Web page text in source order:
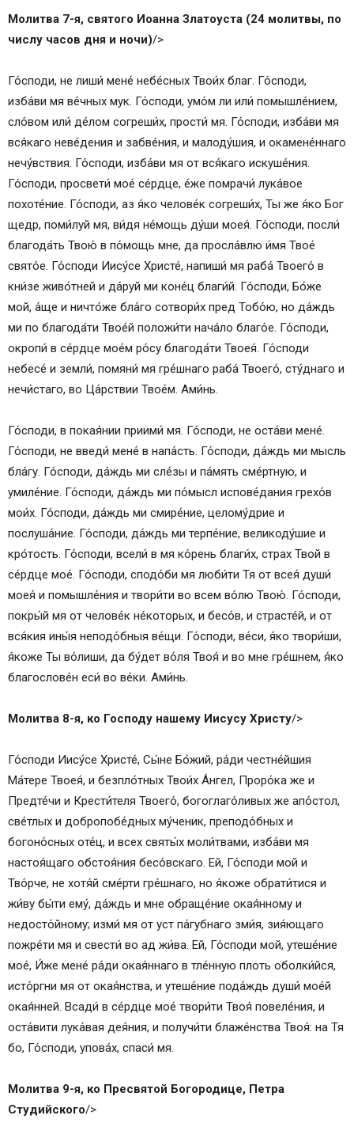
Молитва 7-я, святого Иоанна Златоуста (24 молитвы, по
числу часов дня и ночи)/>
Го́споди, не лиши́ мене́ небе́сных Твои́х благ. Го́споди,
изба́ви мя ве́чных мук. Го́споди, умо́м ли или́ помышле́нием,
сло́вом или́ де́лом согреши́х, прости́ мя. Го́споди, изба́ви мя
вся́каго неве́дения и забве́ния, и малоду́шия, и окамене́ннаго
нечу́вствия. Го́споди, изба́ви мя от вся́каго искуше́ния.
Го́споди, просвети́ мое́ се́рдце, е́же помрачи́ лука́вое
похоте́ние. Го́споди, аз я́ко челове́к согреши́х, Ты же я́ко Бог
щедр, поми́луй мя, ви́дя не́мощь ду́ши моея́. Го́споди, посли́
благода́ть Твою́ в по́мощь мне, да просла́влю и́мя Твое́
свято́е. Го́споди Иису́се Христе́, напиши́ мя раба́ Твоего́ в
кни́зе живо́тней и да́руй ми коне́ц благи́й. Го́споди, Бо́же
мой, а́ще и ничто́же бла́го сотвори́х пред Тобо́ю, но да́ждь
ми по благода́ти Твое́й положи́ти нача́ло благо́е. Го́споди,
окропи́ в се́рдце мое́м ро́су благода́ти Твоея́. Го́споди
небесе́ и земли́, помяни́ мя гре́шнаго раба́ Твоего́, сту́днаго и
нечи́стаго, во Ца́рствии Твое́м. Ами́нь.
Го́споди, в покая́нии приими́ мя. Го́споди, не оста́ви мене́.
Го́споди, не введи́ мене́ в напа́сть. Го́споди, да́ждь ми мысль
бла́гу. Го́споди, да́ждь ми сле́зы и па́мять сме́ртную, и
умиле́ние. Го́споди, да́ждь ми по́мысл испове́дания грехо́в
мои́х. Го́споди, да́ждь ми смире́ние, целому́дрие и
послуша́ние. Го́споди, да́ждь ми терпе́ние, великоду́шие и
кро́тость. Го́споди, всели́ в мя ко́рень благи́х, страх Твой в
се́рдце мое́. Го́споди, сподо́би мя люби́ти Тя от всея́ души́
моея́ и помышле́ния и твори́ти во всем во́лю Твою́. Го́споди,
покры́й мя от челове́к не́которых, и бесо́в, и страсте́й, и от
вся́кия ины́я неподо́бныя ве́щи. Го́споди, ве́си, я́ко твори́ши,
я́коже Ты во́лиши, да бу́дет во́ля Твоя́ и во мне гре́шнем, я́ко
благослове́н еси́ во ве́ки. Ами́нь.
Молитва 8-я, ко Господу нашему Иисусу Христу/>
Го́споди Иису́се Христе́, Сы́не Бо́жий, ра́ди честне́йшия
Ма́тере Твоея́, и безпло́тных Твои́х А́нгел, Проро́ка же и
Предте́чи и Крести́теля Твоего́, богоглаго́ливых же апо́стол,
све́тлых и добропобе́дных му́ченик, преподо́бных и
богоно́сных оте́ц, и всех святы́х моли́твами, изба́ви мя
настоя́щаго обстоя́ния бесо́вскаго. Ей, Го́споди мой и
Тво́рче, не хотя́й сме́рти гре́шнаго, но я́коже обрати́тися и
жи́ву бы́ти ему́, да́ждь и мне обраще́ние окая́нному и
недосто́йному; изми́ мя от уст па́губнаго зми́я, зия́ющаго
пожре́ти мя и свести́ во ад жи́ва. Ей, Го́споди мой, утеше́ние
мое́, И́же мене́ ра́ди окая́ннаго в тле́нную плоть оболки́йся,
исто́ргни мя от окая́нства, и утеше́ние пода́ждь души́ мое́й
окая́нней. Всади́ в се́рдце мое́ твори́ти Твоя́ повеле́ния, и
оста́вити лука́вая дея́ния, и получи́ти блаже́нства Твоя́: на Тя
бо, Го́споди, упова́х, спаси́ мя.
Молитва 9-я, ко Пресвятой Богородице, Петра
Студийского/>